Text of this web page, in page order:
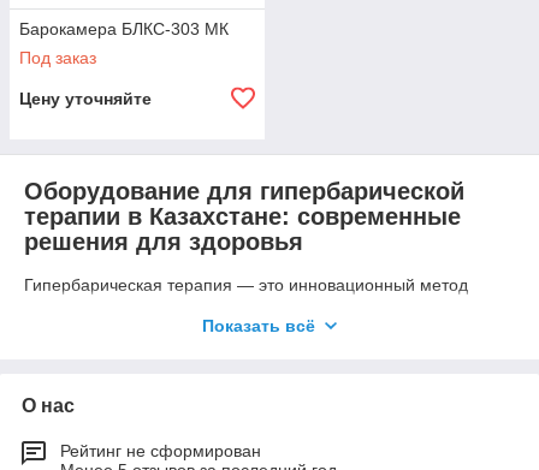
Барокамера БЛКС-303 МК
Под заказ
Цену уточняйте
Оборудование для гипербарической
терапии в Казахстане: современные
решения для здоровья
Гипербарическая терапия — это инновационный метод
давлением для восстановления тканей и лечения широкого
барокамеры БЛКС-303 МК, для проведения эффективной и
Что такое гипербарическая терапия?
Показать всё
О нас
Рейтинг не сформирован